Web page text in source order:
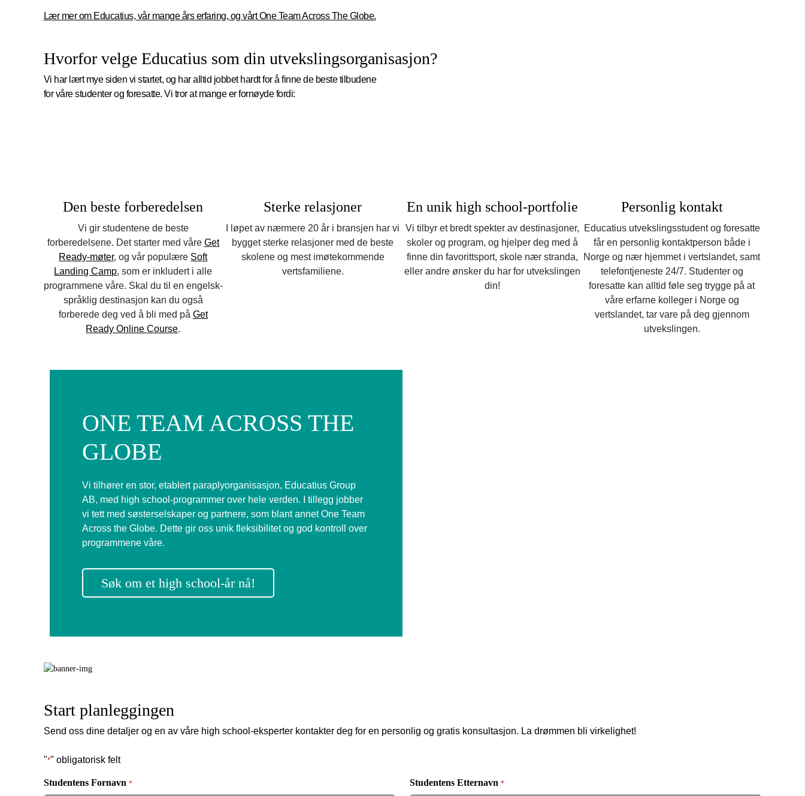
Lær mer om Educatius, vår mange års erfaring, og vårt One Team Across The Globe.
Hvorfor velge Educatius som din utvekslingsorganisasjon?
Vi har lært mye siden vi startet, og har alltid jobbet hardt for å finne de beste tilbudene
for våre studenter og foresatte. Vi tror at mange er fornøyde fordi:
Den beste forberedelsen
Vi gir studentene de beste
forberedelsene. Det starter med våre Get
Ready-møter, og vår populære Soft
Landing Camp, som er inkludert i alle
programmene våre. Skal du til en engelsk-
språklig destinasjon kan du også
forberede deg ved å bli med på Get
Ready Online Course.
Sterke relasjoner
I løpet av nærmere 20 år i bransjen har vi
bygget sterke relasjoner med de beste
skolene og mest imøtekommende
vertsfamiliene.
En unik high school-portfolie
Vi tilbyr et bredt spekter av destinasjoner,
skoler og program, og hjelper deg med å
finne din favorittsport, skole nær stranda,
eller andre ønsker du har for utvekslingen
din!
Personlig kontakt
Educatius utvekslingsstudent og foresatte
får en personlig kontaktperson både i
Norge og nær hjemmet i vertslandet, samt
telefontjeneste 24/7. Studenter og
foresatte kan alltid føle seg trygge på at
våre erfarne kolleger i Norge og
vertslandet, tar vare på deg gjennom
utvekslingen.
ONE TEAM ACROSS THE
GLOBE
Vi tilhører en stor, etablert paraplyorganisasjon, Educatius Group
AB, med high school-programmer over hele verden. I tillegg jobber
vi tett med søsterselskaper og partnere, som blant annet One Team
Across the Globe. Dette gir oss unik fleksibilitet og god kontroll over
programmene våre.
Søk om et high school-år nå!
Start planleggingen
Send oss ​​dine detaljer og en av våre high school-eksperter kontakter deg for en personlig og gratis konsultasjon. La drømmen bli virkelighet!
"*" obligatorisk felt
Studentens Fornavn * Studentens Etternavn *